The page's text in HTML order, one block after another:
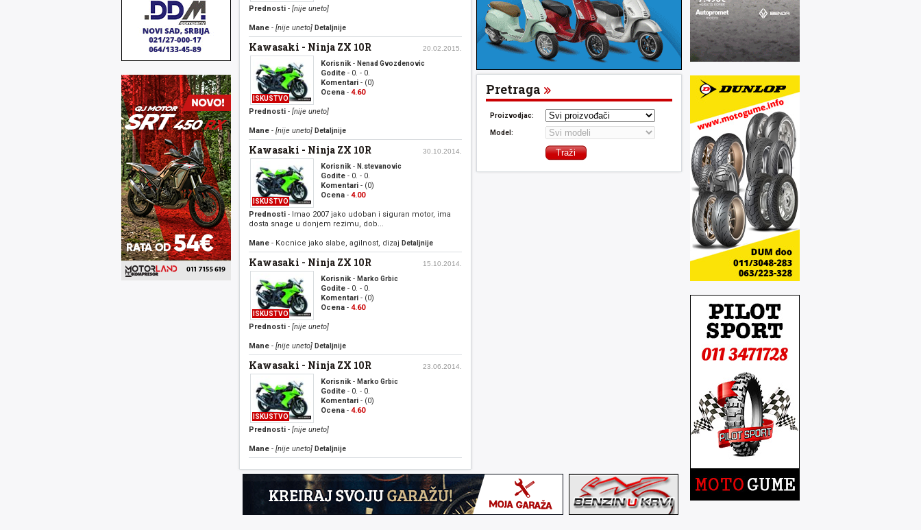
Prednosti- [nije uneto]
Mane- [nije uneto] Detaljnije
Kawasaki - Ninja ZX 10R 20.02.2015.
ISKUSTVO
Korisnik- Nenad Gvozdenovic
Godite- 0. - 0.
Komentari- (0)
Ocena- 4.60
Prednosti- [nije uneto]
Mane- [nije uneto] Detaljnije
Kawasaki - Ninja ZX 10R 30.10.2014.
ISKUSTVO
Korisnik- N.stevanovic
Godite- 0. - 0.
Komentari- (0)
Ocena- 4.00
Prednosti- Imao 2007 jako udoban i siguran motor, ima
dosta snage u donjem rezimu, dob...
Mane- Kocnice jako slabe, agilnost, dizaj Detaljnije
Kawasaki - Ninja ZX 10R 15.10.2014.
ISKUSTVO
Korisnik- Marko Grbic
Godite- 0. - 0.
Komentari- (0)
Ocena- 4.60
Prednosti- [nije uneto]
Mane- [nije uneto] Detaljnije
Kawasaki - Ninja ZX 10R 23.06.2014.
ISKUSTVO
Korisnik- Marko Grbic
Godite- 0. - 0.
Komentari- (0)
Ocena- 4.60
Prednosti- [nije uneto]
Mane- [nije uneto] Detaljnije
Pretraga
Proizvodjac:
Model: